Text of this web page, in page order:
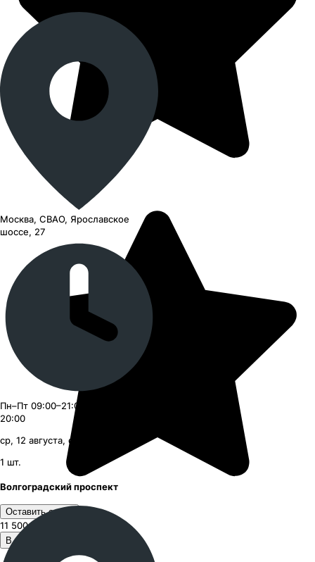
Оставить отзыв
11 500 ₽
В корзину 1 шт. за 11 500 ₽
Москва, СВАО, Ярославское
шоссе, 27
Пн–Пт 09:00–21:00, Сб–Вс 09:00–
20:00
ср, 12 августа, с 09:00
1 шт.
Волгоградский проспект